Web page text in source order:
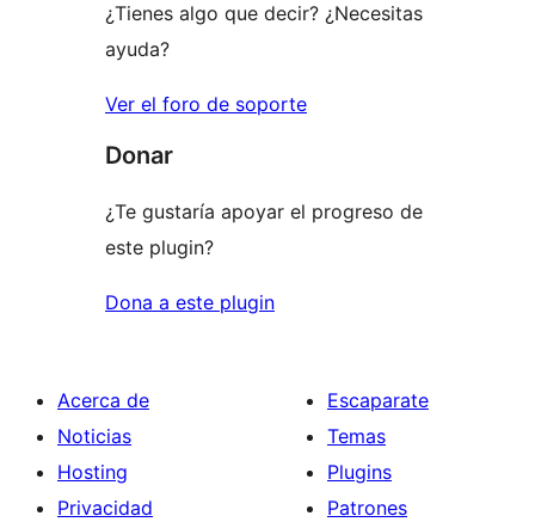
¿Tienes algo que decir? ¿Necesitas
ayuda?
Ver el foro de soporte
Donar
¿Te gustaría apoyar el progreso de
este plugin?
Dona a este plugin
Acerca de
Noticias
Hosting
Privacidad
Escaparate
Temas
Plugins
Patrones